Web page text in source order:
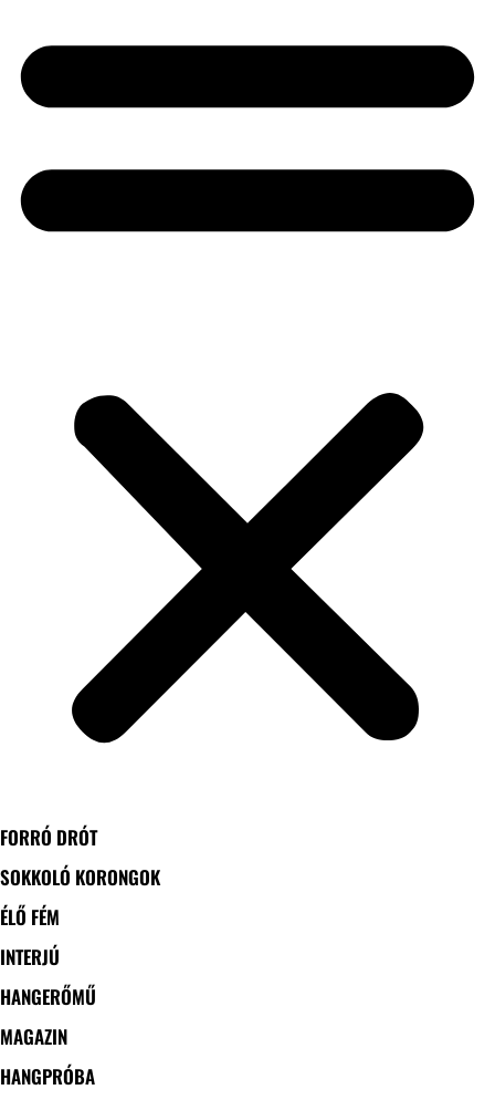
FORRÓ DRÓT
SOKKOLÓ KORONGOK
ÉLŐ FÉM
INTERJÚ
HANGERŐMŰ
MAGAZIN
HANGPRÓBA